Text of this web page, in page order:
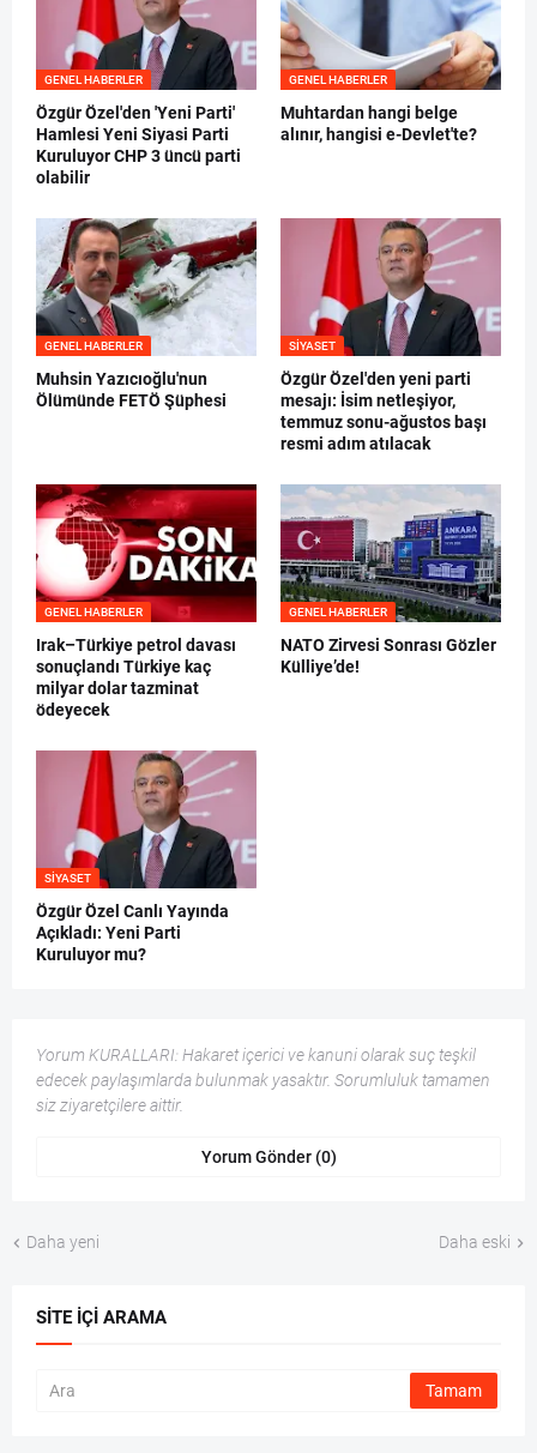
GENEL HABERLER
Özgür Özel'den 'Yeni Parti'
Hamlesi Yeni Siyasi Parti
Kuruluyor CHP 3 üncü parti
olabilir
GENEL HABERLER
Muhtardan hangi belge
alınır, hangisi e-Devlet'te?
GENEL HABERLER
Muhsin Yazıcıoğlu'nun
Ölümünde FETÖ Şüphesi
SIYASET
Özgür Özel'den yeni parti
mesajı: İsim netleşiyor,
temmuz sonu-ağustos başı
resmi adım atılacak
GENEL HABERLER
Irak–Türkiye petrol davası
sonuçlandı Türkiye kaç
milyar dolar tazminat
ödeyecek
GENEL HABERLER
NATO Zirvesi Sonrası Gözler
Külliye’de!
SIYASET
Özgür Özel Canlı Yayında
Açıkladı: Yeni Parti
Kuruluyor mu?
Yorum KURALLARI: Hakaret içerici ve kanuni olarak suç teşkil
edecek paylaşımlarda bulunmak yasaktır. Sorumluluk tamamen
siz ziyaretçilere aittir.
Yorum Gönder (0)
Daha yeni Daha eski
SITE İÇI ARAMA